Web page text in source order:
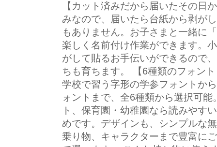
【カット済みだから届いたその日
みなので、届いたら台紙から剥が
もありません。お子さまと一緒に
楽しく名前付け作業ができます。
がして貼るお手伝いができるので
ちも育ちます。 【6種類のフォン
学校で習う字形の学参フォントか
ォントまで、全6種類から選択可
ト、保育園・幼稚園なら読みやす
めです。デザインも、シンプルな
乗り物、キャラクターまで豊富に